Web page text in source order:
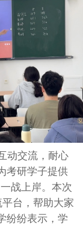
动交流，耐心
考研学子提供
战上岸。 本次
台，帮助大家
纷纷表示，学